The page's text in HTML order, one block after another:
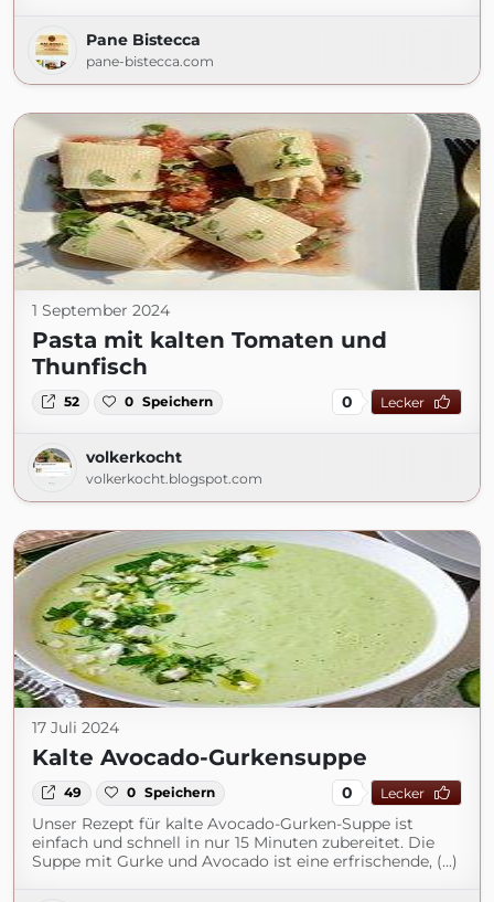
Pane Bistecca
pane-bistecca.com
1 September 2024
Pasta mit kalten Tomaten und
Thunfisch
52 0 Speichern 0 Lecker
volkerkocht
volkerkocht.blogspot.com
17 Juli 2024
Kalte Avocado-Gurkensuppe
49 0 Speichern 0 Lecker
Unser Rezept für kalte Avocado-Gurken-Suppe ist
einfach und schnell in nur 15 Minuten zubereitet. Die
Suppe mit Gurke und Avocado ist eine erfrischende, (...)